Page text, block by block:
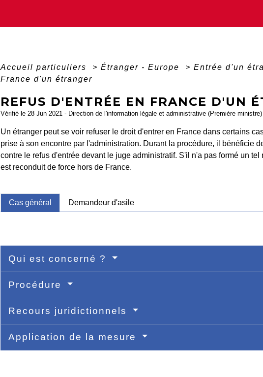
Accueil particuliers > Étranger - Europe > Entrée d'un
France d'un étranger
REFUS D'ENTRÉE EN FRANCE D'UN
Vérifié le 28 Jun 2021 - Direction de l'information légale et administrative (Première ministre)
Un étranger peut se voir refuser le droit d'entrer en France dans certains
prise à son encontre par l'administration. Durant la procédure, il bénéficie
contre le refus d'entrée devant le juge administratif. S'il n'a pas formé un
est reconduit de force hors de France.
Cas général Demandeur d'asile
Qui est concerné ?
Procédure
Recours juridictionnels
Application de la mesure